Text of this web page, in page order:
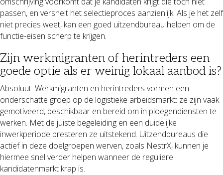
passen, en versnelt het selectieproces aanzienlijk. Als je het zelf
niet precies weet, kan een goed uitzendbureau helpen om de
functie-eisen scherp te krijgen.
Zijn werkmigranten of herintreders een
goede optie als er weinig lokaal aanbod is?
Absoluut. Werkmigranten en herintreders vormen een
onderschatte groep op de logistieke arbeidsmarkt: ze zijn vaak
gemotiveerd, beschikbaar en bereid om in ploegendiensten te
werken. Met de juiste begeleiding en een duidelijke
inwerkperiode presteren ze uitstekend. Uitzendbureaus die
actief in deze doelgroepen werven, zoals NestrX, kunnen je
hiermee snel verder helpen wanneer de reguliere
kandidatenmarkt krap is.